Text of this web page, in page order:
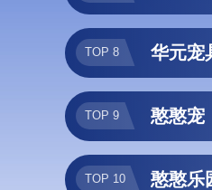
TOP 8 华元宠
TOP 9 憨憨宠
TOP 10 憨憨乐